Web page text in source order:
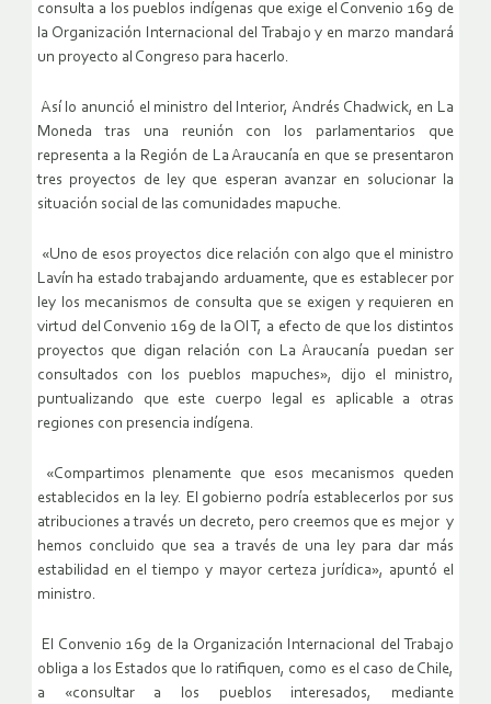
consulta a los pueblos indígenas que exige el Convenio 169 de
la Organización Internacional del Trabajo y en marzo mandará
un proyecto al Congreso para hacerlo.
Así lo anunció el ministro del Interior, Andrés Chadwick, en La
Moneda tras una reunión con los parlamentarios que
representa a la Región de La Araucanía en que se presentaron
tres proyectos de ley que esperan avanzar en solucionar la
situación social de las comunidades mapuche.
«Uno de esos proyectos dice relación con algo que el ministro
Lavín ha estado trabajando arduamente, que es establecer por
ley los mecanismos de consulta que se exigen y requieren en
virtud del Convenio 169 de la OIT, a efecto de que los distintos
proyectos que digan relación con La Araucanía puedan ser
consultados con los pueblos mapuches», dijo el ministro,
puntualizando que este cuerpo legal es aplicable a otras
regiones con presencia indígena.
«Compartimos plenamente que esos mecanismos queden
establecidos en la ley. El gobierno podría establecerlos por sus
atribuciones a través un decreto, pero creemos que es mejor y
hemos concluido que sea a través de una ley para dar más
estabilidad en el tiempo y mayor certeza jurídica», apuntó el
ministro.
El Convenio 169 de la Organización Internacional del Trabajo
obliga a los Estados que lo ratifiquen, como es el caso de Chile,
a «consultar a los pueblos interesados, mediante